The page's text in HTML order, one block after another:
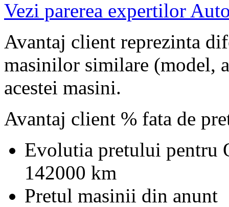
Vezi parerea expertilor
Avantaj client reprezinta
masinilor similare (model,
acestei masini.
Avantaj client % fata de
Evolutia pretului pentru
142000 km
Pretul masinii din anunt